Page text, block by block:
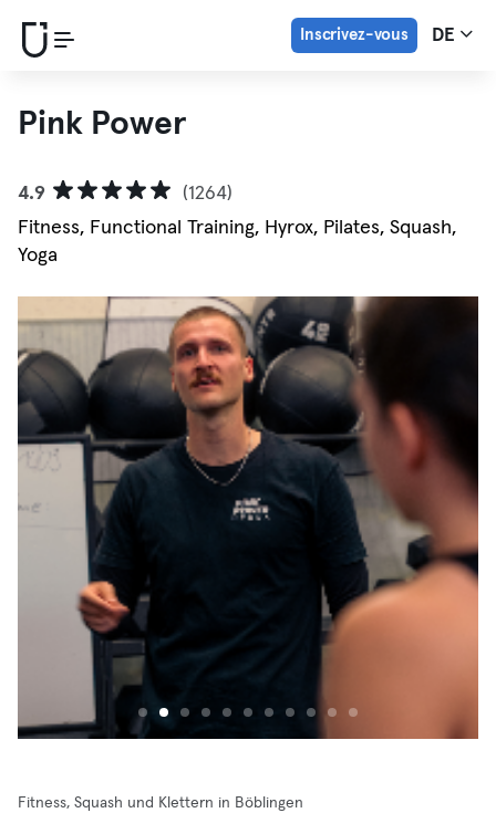
Inscrivez-vous DE
Pink Power
4.9
(1264)
Fitness, Functional Training, Hyrox, Pilates, Squash,
Yoga
Fitness, Squash und Klettern in Böblingen